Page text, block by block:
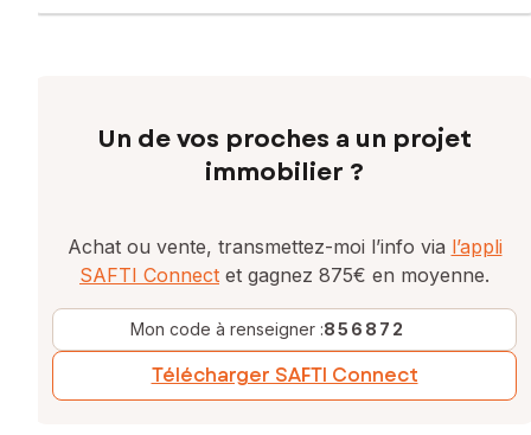
Un de vos proches a un projet
immobilier ?
Achat ou vente, transmettez-moi l’info via l’appli
SAFTI Connect et gagnez 875€ en moyenne.
Mon code à renseigner :856872
Télécharger SAFTI Connect